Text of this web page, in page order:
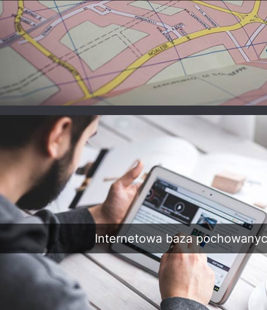
Cmentarz Parafialny
w Kijach
Cmentarz Parafialny
w Krajnie
Cmentarz Parafialny
w Baninie
Cmentarz Parafialny
w Pruszczu
Bagiennicy (nowy)
Cmentarz parafialny
w Trzcianie
Cmentarz Parafialny
w Łącku
Internetowa baza